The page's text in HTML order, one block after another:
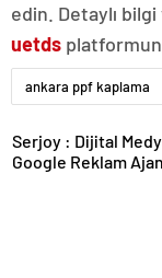
edin. Detaylı
uetds
ankara ppf kaplama
Serjoy : Dijital Medya Ajansı,
Google Reklam